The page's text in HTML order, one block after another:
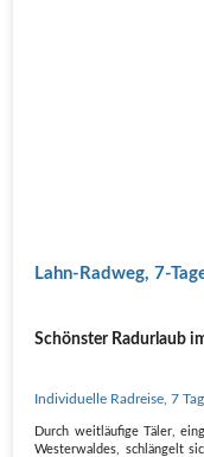
Lahn-Radweg, 7-
Schönster Radurlaub
Individuelle Radreise ,7
Durch weitläufige Täler,
Westerwaldes, schlängelt